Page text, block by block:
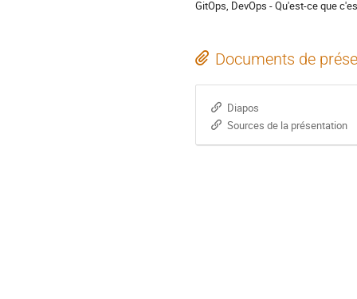
GitOps, DevOps - Qu'est-ce que
Documents de
Diapos
Sources de la présentation